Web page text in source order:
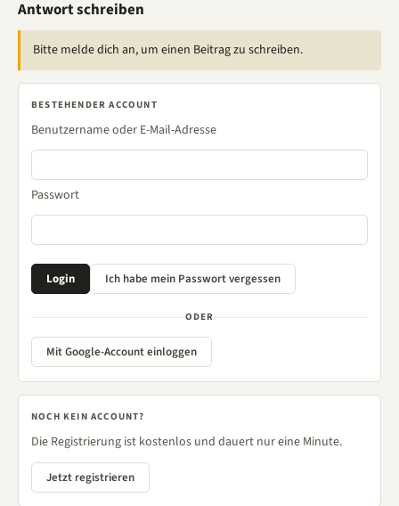
Antwort schreiben
Bitte melde dich an, um einen Beitrag zu schreiben.
BESTEHENDER ACCOUNT
Benutzername oder E-Mail-Adresse
Passwort
ODER
Mit Google-Account einloggen
NOCH KEIN ACCOUNT?
Die Registrierung ist kostenlos und dauert nur eine Minute.
Jetzt registrieren